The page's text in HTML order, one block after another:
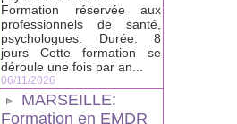
Formation réservée aux
professionnels de santé,
psychologues. Durée: 8
jours Cette formation se
déroule une fois par an...
06/11/2026
MARSEILLE:
Formation en EMDR